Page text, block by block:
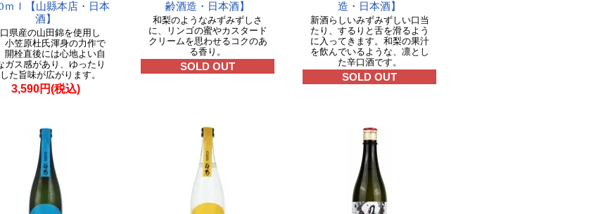
ｍｌ【山縣本店・日本
酒】
県産の山田錦を使用し
小笠原杜氏渾身の力作で
開栓直後には心地よい自
ガス感があり、ゆったり
た旨味が広がります。
3,590円(税込)
齢酒造・日本酒】
和梨のようなみずみずしさ
に、リンゴの蜜やカスタード
クリームを思わせるコクのあ
る香り。
SOLD OUT
造・日本酒】
新酒らしいみずみずしい口当
たり、するりと舌を滑るよう
に入ってきます。和梨の果汁
を飲んでいるような、凛とし
た辛口酒です。
SOLD OUT